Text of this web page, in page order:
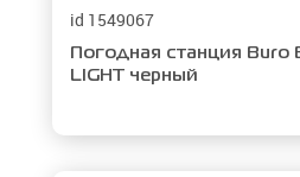
id 1549067
Погодная станция Buro
LIGHT черный